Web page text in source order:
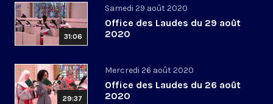
31:06
Samedi 29 août 2020
Office des Laudes du 29 août
2020
29:37
Mercredi 26 août 2020
Office des Laudes du 26 août
2020